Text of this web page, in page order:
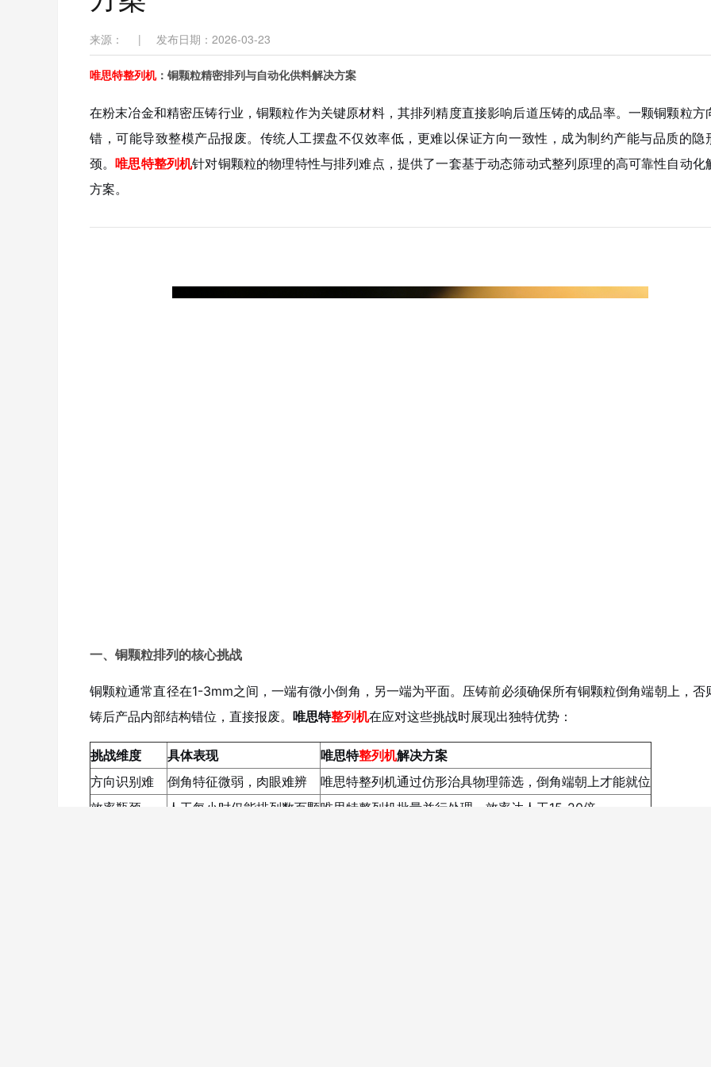
来源： | 发布日期：2026-03-23
唯思特整列机：铜颗粒精密排列与自动化供料解决方案
在粉末冶金和精密压铸行业，铜颗粒作为关键原材料，其排列精度直接影响后道压铸的成品率。一颗铜颗粒方
错，可能导致整模产品报废。传统人工摆盘不仅效率低，更难以保证方向一致性，成为制约产能与品质的隐
颈。唯思特整列机针对铜颗粒的物理特性与排列难点，提供了一套基于动态筛动式整列原理的高可靠性自动化
方案。
一、铜颗粒排列的核心挑战
铜颗粒通常直径在1-3mm之间，一端有微小倒角，另一端为平面。压铸前必须确保所有铜颗粒倒角端朝上，否
铸后产品内部结构错位，直接报废。 唯思特整列机在应对这些挑战时展现出独特优势：
挑战维度 具体表现 唯思特整列机解决方案
方向识别难
倒角特征微弱，肉眼难辨 唯思特整列机通过仿形治具物理筛选，倒角端朝上才能就位
效率瓶颈
人工每小时仅能排列数百颗唯思特整列机批量并行处理，效率达人工15-20倍